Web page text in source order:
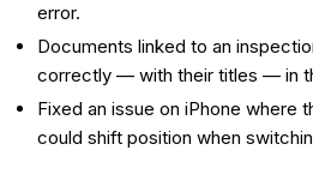
error.
Documents linked to an
correctly — with their titles — in
Fixed an issue on iPhone where
could shift position when